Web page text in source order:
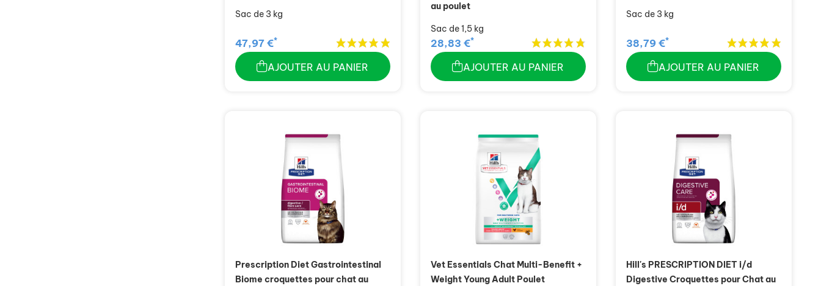
Sac de 3 kg
47,97 €*
AJOUTER AU PANIER
au poulet
Sac de 1,5 kg
28,83 €*
AJOUTER AU PANIER
Sac de 3 kg
38,79 €*
AJOUTER AU PANIER
Prescription Diet Gastrointestinal
Biome croquettes pour chat au
Vet Essentials Chat Multi-Benefit +
Weight Young Adult Poulet
Hill's PRESCRIPTION DIET i/d
Digestive Croquettes pour Chat au